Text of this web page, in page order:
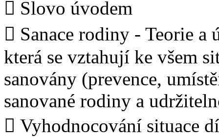
 Slovo úvodem
 Sanace rodiny - Teorie
která se vztahují ke všem
sanovány (prevence,
sanované rodiny a
 Vyhodnocování situace